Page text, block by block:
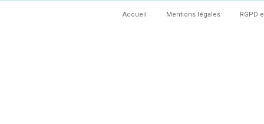
Accueil Mentions légales RGPD